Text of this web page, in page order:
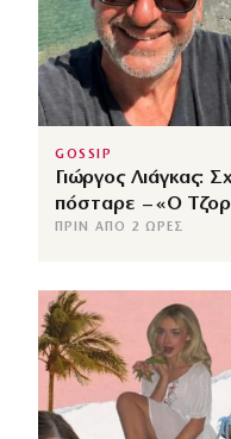
GOSSIP
Γιώργος Λιάγκας:
πόσταρε – «Ο
ΠΡΙΝ ΑΠΌ 2 ΏΡΕΣ